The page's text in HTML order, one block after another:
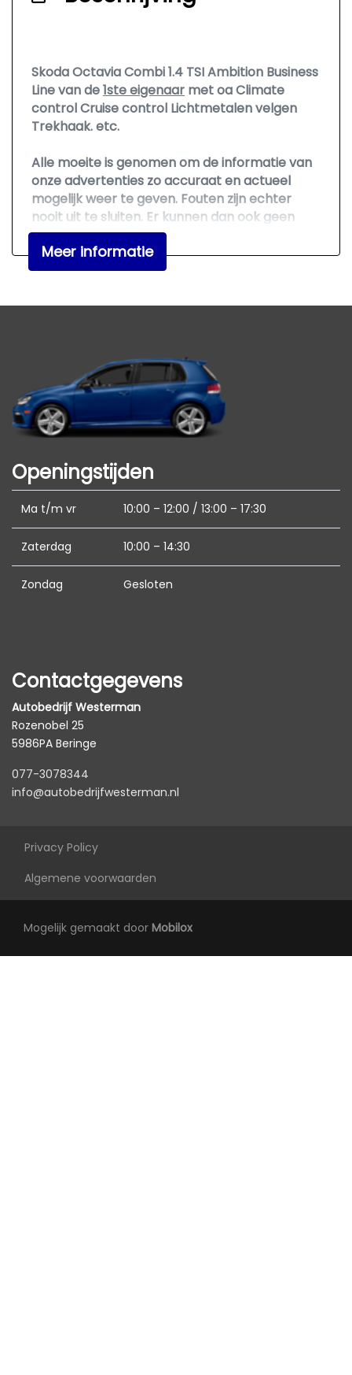
Stuur en versnellingspook (kunst)leder
Stuur verstelbaar
Stuurbekrachtiging
Overige
Anti blokkeer systeem
Anti doorslip regeling
Bestuurdersairbag
Hoofd airbag(s) achter
Hoofd airbag(s) voor
Zij airbag(s) voor
Skoda Octavia Combi 1.4 TSI Ambition Business
Line van de1ste eigenaar met oa Climate
control Cruise control Lichtmetalen velgen
Trekhaak. etc.
Alle moeite is genomen om de informatie van
onze advertenties zo accuraat en actueel
mogelijk weer te geven. Fouten zijn echter
nooit uit te sluiten. Er kunnen dan ook geen
rechten aan deze advertentie worden
ontleend. Vertrouwt u daarom niet alleen op
deze informatie, maar controleer bij aankoop
beïnvloeden.
Meer informatie
Openingstijden
Ma t/m vr 10:00 – 12:00 / 13:00 – 17:30
Zaterdag 10:00 – 14:30
Zondag Gesloten
Contactgegevens
Autobedrijf Westerman
Rozenobel 25
5986PA Beringe
077-3078344
info@autobedrijfwesterman.nl
Privacy Policy
Algemene voorwaarden
Mogelijk gemaakt door Mobilox